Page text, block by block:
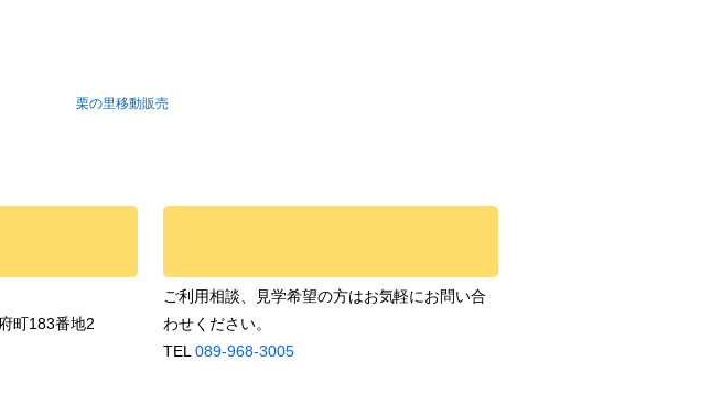
栗の里移動販売
町183番地2
ご利用相談、見学希望の方はお気軽にお問い合
わせください。
TEL 089-968-3005